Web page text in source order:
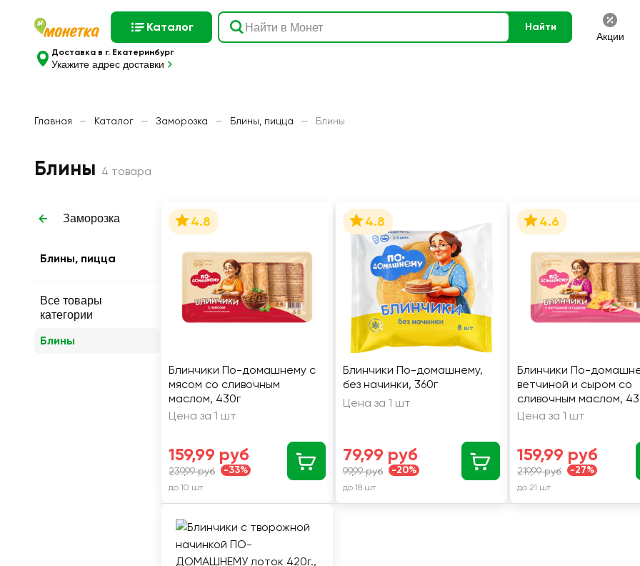
Каталог Найти
Акции
Доставка в г. Екатеринбург
Укажите адрес доставки
Главная — Каталог — Заморозка — Блины, пицца — Блины
Блины 4 товара
Заморозка
Блины, пицца
Все товары
категории
Блины
4.8
Блинчики По-домашнему с
мясом со сливочным
маслом, 430г
Цена за 1 шт
159,99 руб
239,99 руб -33%
до 10 шт
4.8
Блинчики По-домашнему,
без начинки, 360г
Цена за 1 шт
79,99 руб
99,99 руб -20%
до 18 шт
4.6
Блинчики По-
ветчиной и сыром со
сливочным маслом,
Цена за 1 шт
159,99 руб
219,99 руб -27%
до 21 шт